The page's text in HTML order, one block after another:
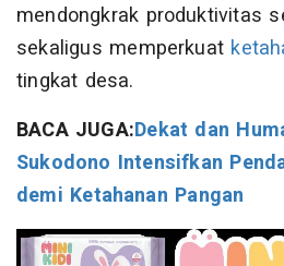
mendongkrak produktivitas
sekaligus memperkuat
tingkat desa.
BACA JUGA:Dekat dan
Sukodono Intensifkan
demi Ketahanan Pangan